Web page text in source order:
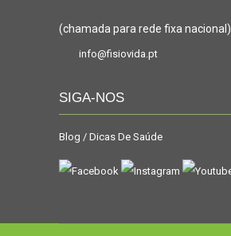
(chamada para rede fixa nacional)
info@fisiovida.pt
SIGA-NOS
Blog / Dicas De Saúde